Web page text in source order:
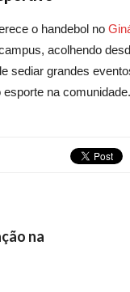
o handebol no
acolhendo
sediar grandes
na comunidade.
na